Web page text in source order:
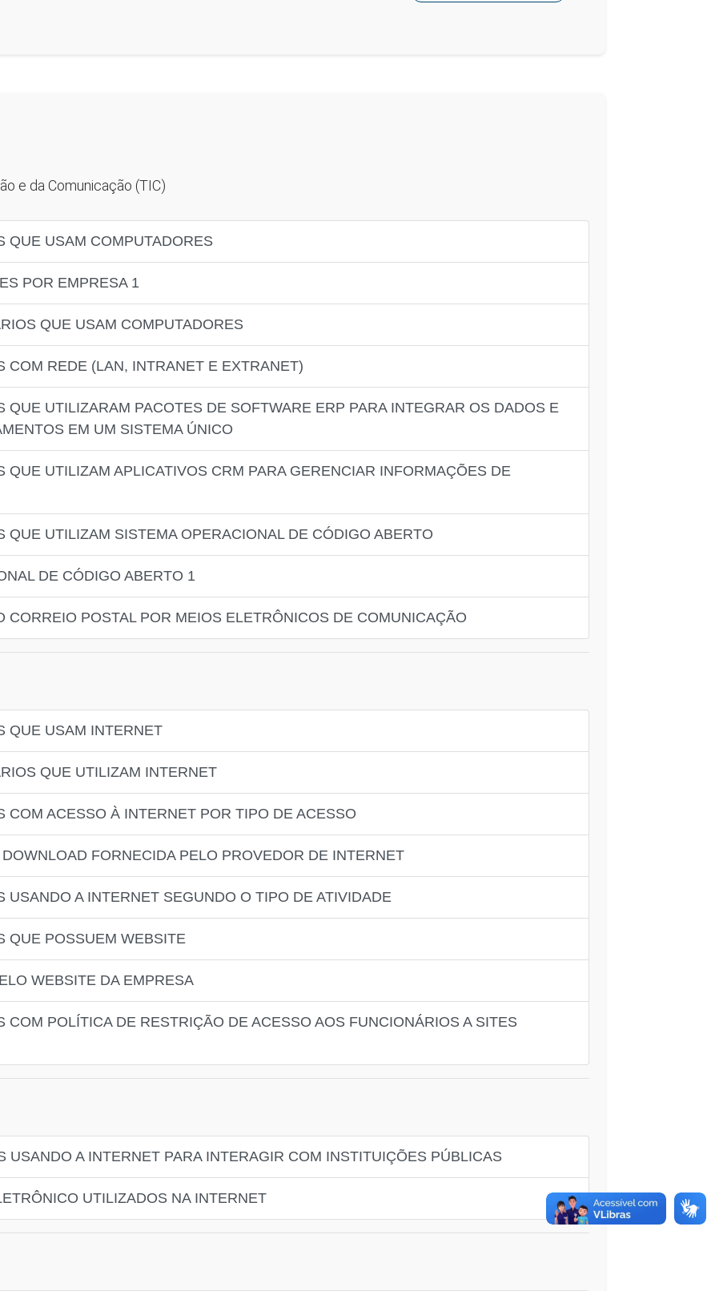
e da Comunicação (TIC)
QUE USAM COMPUTADORES
POR EMPRESA 1
QUE USAM COMPUTADORES
COM REDE (LAN, INTRANET E EXTRANET)
QUE UTILIZARAM PACOTES DE SOFTWARE ERP PARA INTEGRAR OS DADOS E
EM UM SISTEMA ÚNICO
QUE UTILIZAM APLICATIVOS CRM PARA GERENCIAR INFORMAÇÕES DE
QUE UTILIZAM SISTEMA OPERACIONAL DE CÓDIGO ABERTO
DE CÓDIGO ABERTO 1
CORREIO POSTAL POR MEIOS ELETRÔNICOS DE COMUNICAÇÃO
QUE USAM INTERNET
QUE UTILIZAM INTERNET
COM ACESSO À INTERNET POR TIPO DE ACESSO
FORNECIDA PELO PROVEDOR DE INTERNET
USANDO A INTERNET SEGUNDO O TIPO DE ATIVIDADE
QUE POSSUEM WEBSITE
WEBSITE DA EMPRESA
COM POLÍTICA DE RESTRIÇÃO DE ACESSO AOS FUNCIONÁRIOS A SITES
USANDO A INTERNET PARA INTERAGIR COM INSTITUIÇÕES PÚBLICAS
UTILIZADOS NA INTERNET